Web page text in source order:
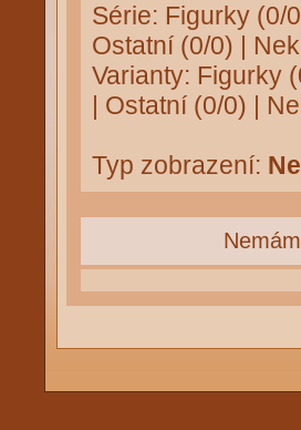
Série: Figurky (0/
Ostatní (0/0) |
Varianty: Figurky
| Ostatní (0/0) |
Typ zobrazení:
Nemám